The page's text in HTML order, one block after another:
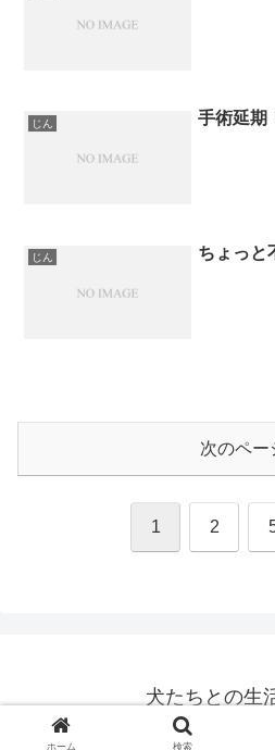
じん 手術延期
じん ちょっと
次のペー
1 2
犬たちとの生
© 2014 犬たちとの
ホーム 検索